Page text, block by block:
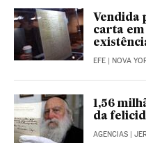
Vendida
carta
EFE | NOVA
1,56
da
AGENCIAS |